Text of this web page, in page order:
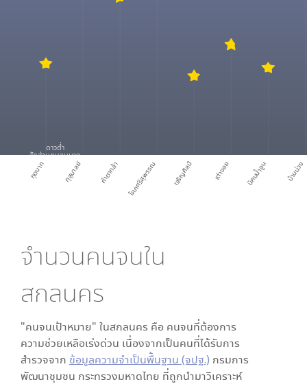
กุดบาก กุสุมาลย์ คำตากล้า โคกศรีสุพรรณ เจริญศิลป์ เต่างอย นิคมน้ำอูน บ้านม่วง
ดาวต่ำ
สัดส่วนคนจนมาก
จำนวนคนจนใน
สกลนคร
"คนจนเป้าหมาย" ในสกลนคร คือ คนจนที่ต้องการ
ความช่วยเหลือเร่งด่วน เนื่องจากเป็นคนที่ได้รับการ
สำรวจจาก ข้อมูลความจำเป็นพื้นฐาน (จปฐ.) กรมการ
พัฒนาชุมชน กระทรวงมหาดไทย ที่ถูกนำมาวิเคราะห์